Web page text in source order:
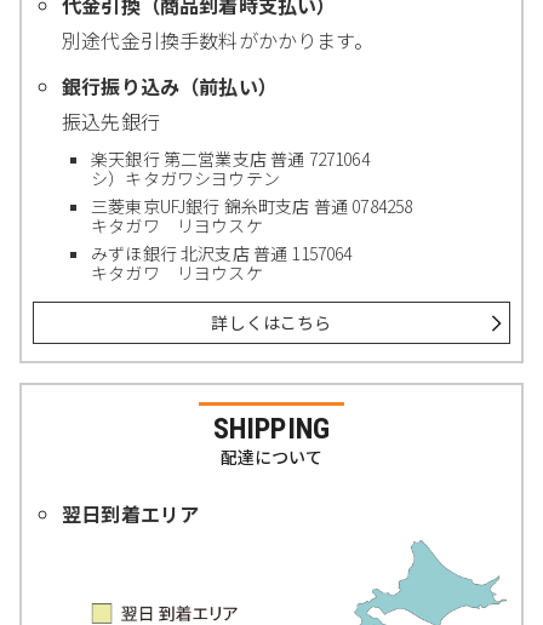
別途代金引換手数料がかかります。
銀行振り込み（前払い）
振込先銀行
楽天銀行 第二営業支店 普通 7271064
シ）キタガワシヨウテン
三菱東京UFJ銀行 錦糸町支店 普通 0784258
キタガワ リヨウスケ
みずほ銀行 北沢支店 普通 1157064
キタガワ リヨウスケ
詳しくはこちら
SHIPPING
配達について
翌日到着エリア